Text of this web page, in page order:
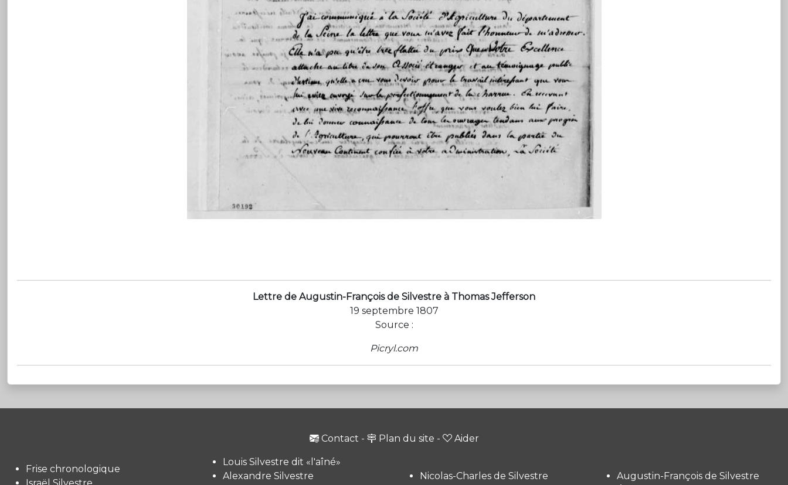
Lettre de Augustin-François de Silvestre à Thomas Jefferson
19 septembre 1807
Source :
Picryl.com
Contact - Plan du site - Aider
Frise chronologique
Louis Silvestre dit «l'aîné»
Alexandre Silvestre
Nicolas-Charles de Silvestre
Augustin-François de Silvestre